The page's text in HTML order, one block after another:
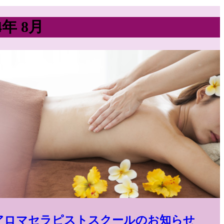
8月
ロマセラピストスクールのお知らせ